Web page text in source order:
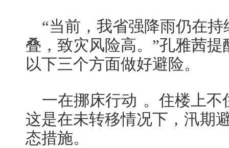
“当前，我省强降雨仍在
叠，致灾风险高。”孔雅茜
以下三个方面做好避险。
一在挪床行动 。住楼上不
这是在未转移情况下，汛期
态措施。